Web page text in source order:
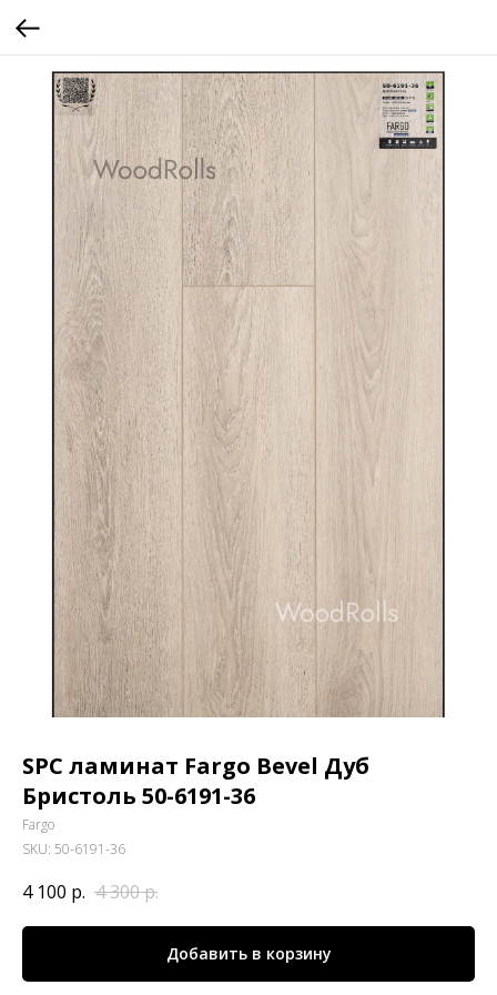
SPC ламинат Fargo Bevel Дуб
Бристоль 50-6191-36
Fargo
SKU: 50-6191-36
4 100 р. 4 300р.
Добавить в корзину